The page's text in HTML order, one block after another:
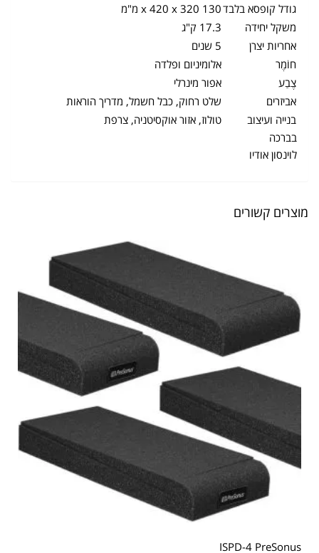
גודל קופסא בלבד130 x 420 x 320 מ"מ
משקל יחידה
17.3 ק"ג
אחריות יצרן
5 שנים
חוֹמֶר
אלומיניום ופלדה
צֶבַע
אפור מינרלי
אביזרים
שלט רחוק, כבל חשמל, מדריך הוראות
בנייה ועיצוב
טולוז, אזור אוקסיטניה, צרפת
בברכה
לוינסון אודיו
מוצרים קשורים
ISPD-4 PreSonus